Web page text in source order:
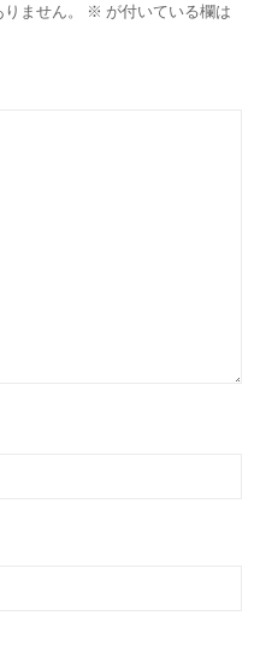
ません。 ※ が付いている欄は